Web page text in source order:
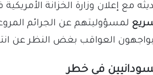
مع إعلان وزارة الخزانة
لمسؤوليتهم عن الجرائم
العواقب بغض النظر عن